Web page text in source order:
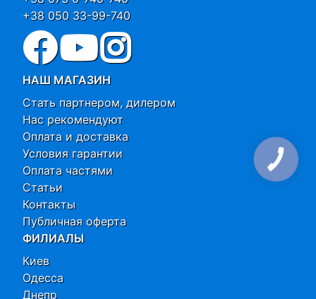
+38 050 33-99-740
НАШ МАГАЗИН
Стать партнером, дилером
Нас рекомендуют
Оплата и доставка
Условия гарантии
Оплата частями
Статьи
Контакты
Публичная оферта
ФИЛИАЛЫ
Киев
Одесса
Днепр